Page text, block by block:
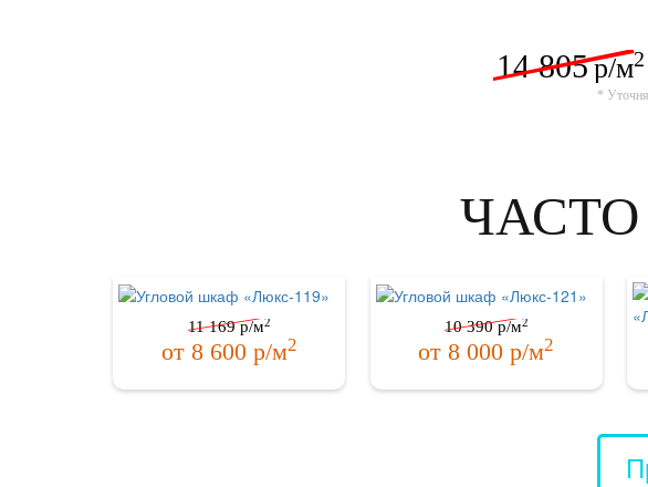
14 805р/м2
*
11 169р/м2
от 8 600р/м2
10 390р/м2
от 8 000 р/м2